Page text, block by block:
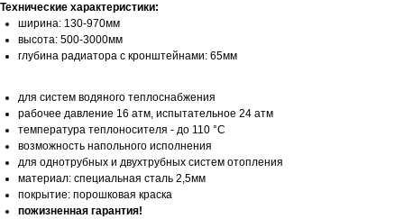
Технические характеристики:
ширина: 130-970мм
высота: 500-3000мм
глубина радиатора с кронштейнами: 65мм
для систем водяного теплоснабжения
рабочее давление 16 атм, испытательное 24 атм
температура теплоносителя - до 110 °С
возможность напольного исполнения
для однотрубных и двухтрубных систем отопления
материал: специальная сталь 2,5мм
покрытие: порошковая краска
пожизненная гарантия!